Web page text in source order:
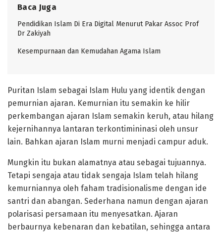
Baca Juga
Pendidikan Islam Di Era Digital Menurut Pakar Assoc Prof
Dr Zakiyah
Kesempurnaan dan Kemudahan Agama Islam
Puritan Islam sebagai Islam Hulu yang identik dengan
pemurnian ajaran. Kemurnian itu semakin ke hilir
perkembangan ajaran Islam semakin keruh, atau hilang
kejernihannya lantaran terkontimininasi oleh unsur
lain. Bahkan ajaran Islam murni menjadi campur aduk.
Mungkin itu bukan alamatnya atau sebagai tujuannya.
Tetapi sengaja atau tidak sengaja Islam telah hilang
kemurniannya oleh faham tradisionalisme dengan ide
santri dan abangan. Sederhana namun dengan ajaran
polarisasi persamaan itu menyesatkan. Ajaran
berbaurnya kebenaran dan kebatilan, sehingga antara